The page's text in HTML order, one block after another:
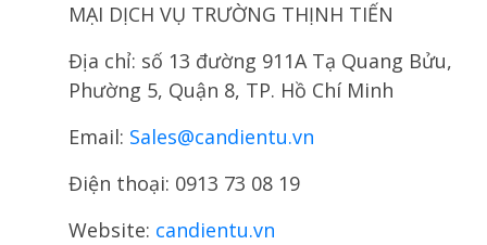
MẠI DỊCH VỤ TRƯỜNG THỊNH TIẾN
Địa chỉ: số 13 đường 911A Tạ Quang Bửu,
Phường 5, Quận 8, TP. Hồ Chí Minh
Email: Sales@candientu.vn
Điện thoại: 0913 73 08 19
Website: candientu.vn